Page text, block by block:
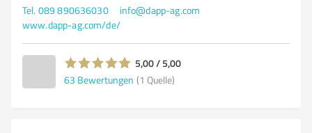
Tel. 089 890636030
info@dapp-ag.com
www.dapp-ag.com/de/
5,00 / 5,00
63 Bewertungen (1 Quelle)